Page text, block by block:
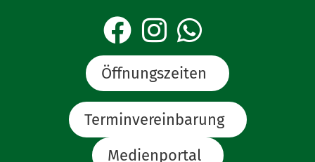
Öffnungszeiten
Terminvereinbarung
Medienportal